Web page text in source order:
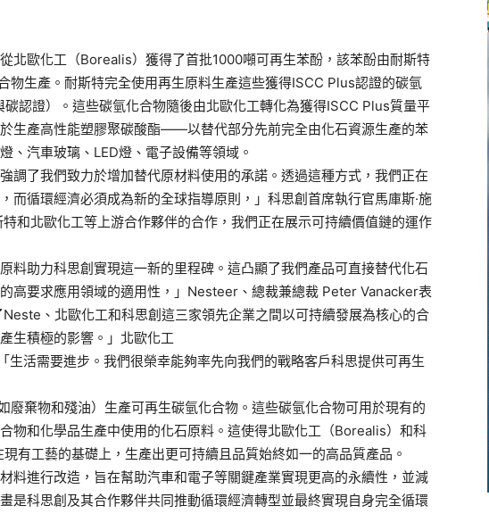
北歐化工（Borealis）獲得了首批1000噸可再生苯酚，該苯酚由耐斯特
物生產。耐斯特完全使用再生原料生產這些獲得ISCC Plus認證的碳氫
認證）。這些碳氫化合物隨後由北歐化工轉化為獲得ISCC Plus質量平
生產高性能塑膠聚碳酸酯——以替代部分先前完全由化石資源生產的苯
、汽車玻璃、LED燈、電子設備等領域。
調了我們致力於增加替代原材料使用的承諾。透過這種方式，我們正在
而循環經濟必須成為新的全球指導原則，」科思創首席執行官馬庫斯·施
和北歐化工等上游合作夥伴的合作，我們正在展示可持續價值鏈的運作
料助力科思創實現這一新的里程碑。這凸顯了我們產品可直接替代化石
高要求應用領域的適用性，」Nesteer、總裁兼總裁 Peter Vanacker表
、北歐化工和科思創這三家領先企業之間以可持續發展為核心的合
生積極的影響。」北歐化工
活需要進步。我們很榮幸能夠率先向我們的戰略客戶科思提供可再生
廢棄物和殘油）生產可再生碳氫化合物。這些碳氫化合物可用於現有的
物和化學品生產中使用的化石原料。這使得北歐化工（Borealis）和科
有工藝的基礎上，生產出更可持續且品質始終如一的高品質產品。
料進行改造，旨在幫助汽車和電子等關鍵產業實現更高的永續性，並減
是科思創及其合作夥伴共同推動循環經濟轉型並最終實現自身完全循環